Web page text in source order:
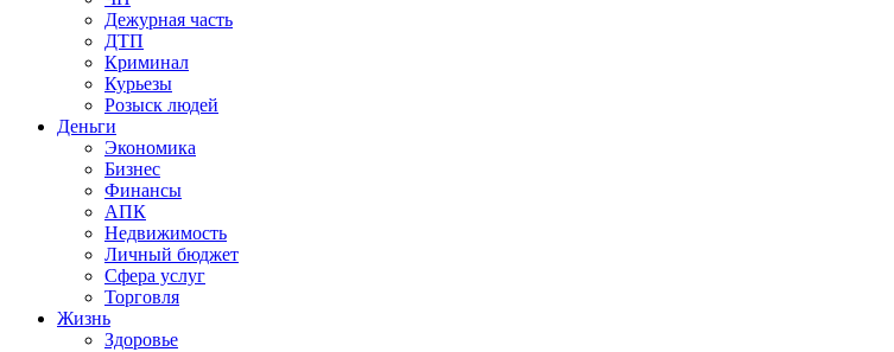
Дежурная часть
ДТП
Криминал
Курьезы
Розыск людей
Деньги
Экономика
Бизнес
Финансы
АПК
Недвижимость
Личный бюджет
Сфера услуг
Торговля
Жизнь
Здоровье